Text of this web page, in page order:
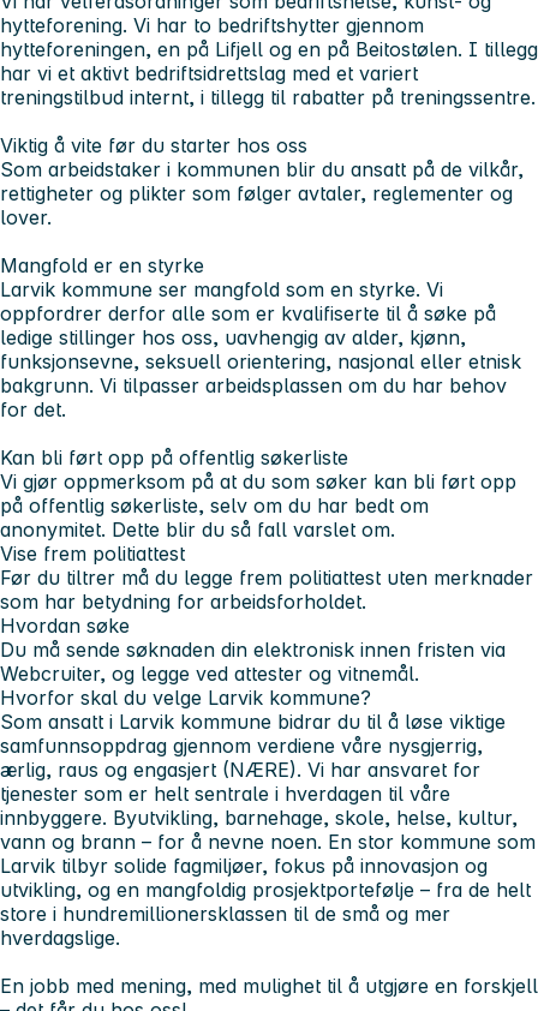
hytteforening. Vi har to bedriftshytter gjennom
hytteforeningen, en på Lifjell og en på Beitostølen. I tillegg
har vi et aktivt bedriftsidrettslag med et variert
treningstilbud internt, i tillegg til rabatter på treningssentre.
Viktig å vite før du starter hos oss
Som arbeidstaker i kommunen blir du ansatt på de vilkår,
rettigheter og plikter som følger avtaler, reglementer og
lover.
Mangfold er en styrke
Larvik kommune ser mangfold som en styrke. Vi
oppfordrer derfor alle som er kvalifiserte til å søke på
ledige stillinger hos oss, uavhengig av alder, kjønn,
funksjonsevne, seksuell orientering, nasjonal eller etnisk
bakgrunn. Vi tilpasser arbeidsplassen om du har behov
for det.
Kan bli ført opp på offentlig søkerliste
Vi gjør oppmerksom på at du som søker kan bli ført opp
på offentlig søkerliste, selv om du har bedt om
anonymitet. Dette blir du så fall varslet om.
Vise frem politiattest
Før du tiltrer må du legge frem politiattest uten merknader
som har betydning for arbeidsforholdet.
Hvordan søke
Du må sende søknaden din elektronisk innen fristen via
Webcruiter, og legge ved attester og vitnemål.
Hvorfor skal du velge Larvik kommune?
Som ansatt i Larvik kommune bidrar du til å løse viktige
samfunnsoppdrag gjennom verdiene våre nysgjerrig,
ærlig, raus og engasjert (NÆRE). Vi har ansvaret for
tjenester som er helt sentrale i hverdagen til våre
innbyggere. Byutvikling, barnehage, skole, helse, kultur,
vann og brann – for å nevne noen. En stor kommune som
Larvik tilbyr solide fagmiljøer, fokus på innovasjon og
utvikling, og en mangfoldig prosjektportefølje – fra de helt
store i hundremillionersklassen til de små og mer
hverdagslige.
En jobb med mening, med mulighet til å utgjøre en forskjell